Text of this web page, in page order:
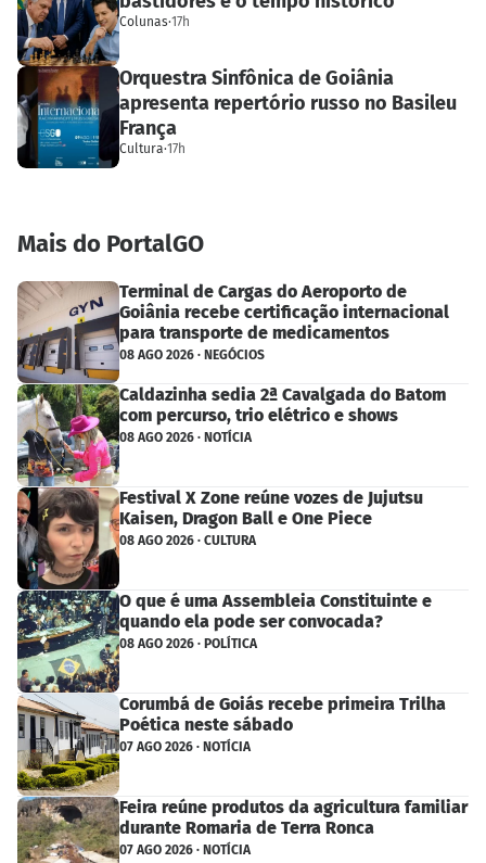
Colunas·17h
Orquestra Sinfônica de Goiânia
apresenta repertório russo no Basileu
França
Cultura·17h
Mais do PortalGO
Terminal de Cargas do Aeroporto de
Goiânia recebe certificação internacional
para transporte de medicamentos
08 AGO 2026 · NEGÓCIOS
Caldazinha sedia 2ª Cavalgada do Batom
com percurso, trio elétrico e shows
08 AGO 2026 · NOTÍCIA
Festival X Zone reúne vozes de Jujutsu
Kaisen, Dragon Ball e One Piece
08 AGO 2026 · CULTURA
O que é uma Assembleia Constituinte e
quando ela pode ser convocada?
08 AGO 2026 · POLÍTICA
Corumbá de Goiás recebe primeira Trilha
Poética neste sábado
07 AGO 2026 · NOTÍCIA
Feira reúne produtos da agricultura familiar
durante Romaria de Terra Ronca
07 AGO 2026 · NOTÍCIA